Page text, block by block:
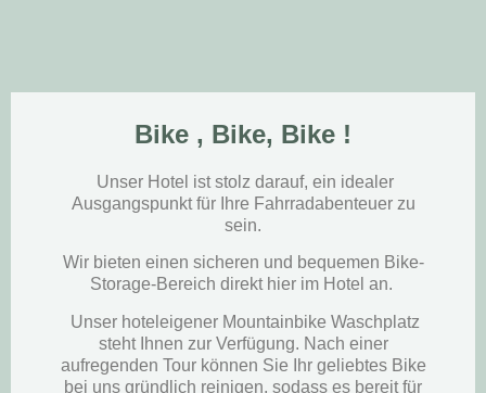
Bike , Bike, Bike !
Unser Hotel ist stolz darauf, ein idealer
Ausgangspunkt für Ihre Fahrradabenteuer zu
sein.
Wir bieten einen sicheren und bequemen Bike-
Storage-Bereich direkt hier im Hotel an.
Unser hoteleigener Mountainbike Waschplatz
steht Ihnen zur Verfügung. Nach einer
aufregenden Tour können Sie Ihr geliebtes Bike
bei uns gründlich reinigen, sodass es bereit für